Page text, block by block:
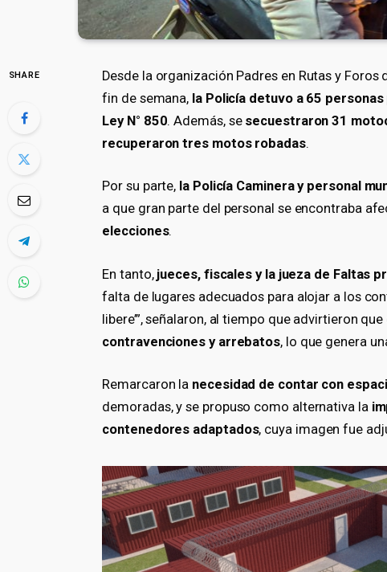
SHARE
Desde la organización Padres en Rutas y
fin de semana, la Policía detuvo a 65 personas
Ley N° 850. Además, se secuestraron 31
recuperaron tres motos robadas.
Por su parte, la Policía Caminera y personal
a que gran parte del personal se encontraba
elecciones.
En tanto, jueces, fiscales y la jueza de Faltas
falta de lugares adecuados para alojar a los
libere’”, señalaron, al tiempo que advirtieron que
contravenciones y arrebatos, lo que genera
Remarcaron la necesidad de contar con
demoradas, y se propuso como alternativa la
contenedores adaptados, cuya imagen fue